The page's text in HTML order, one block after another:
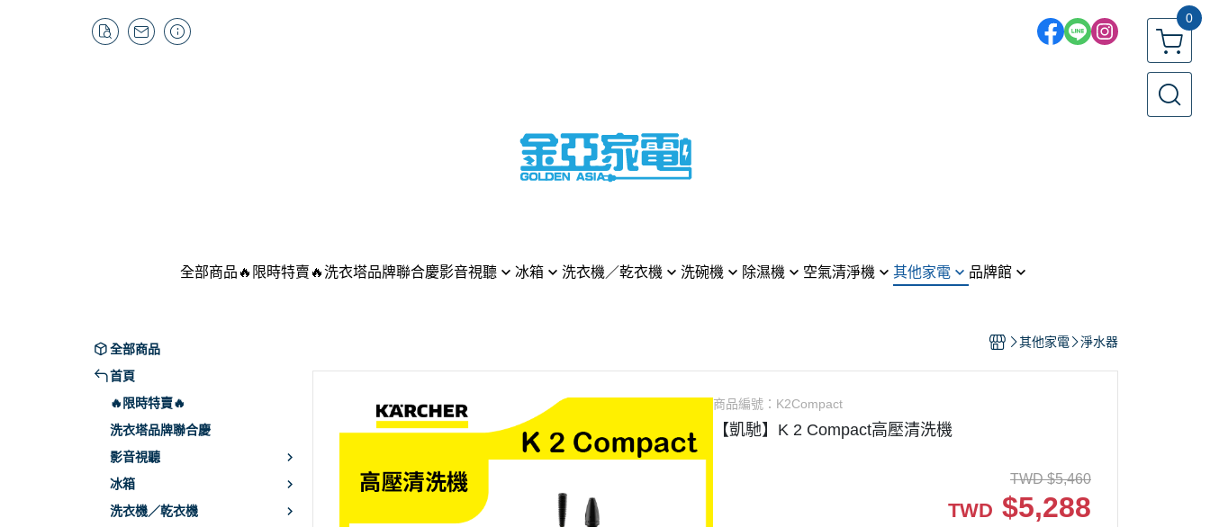
0
全部商品 🔥限時特賣🔥洗衣塔品牌聯合慶影音視聽
SONY 索尼 電視
CHIMEI 奇美 電視
PHILIPS 飛利浦 電視
JBL 音響
SONY 索尼 音響
冰箱
Panasonic 國際牌
MITSUBISHI 三菱電機
SAMSUNG 三星
Whirpool 惠而浦
SHARP 夏普
LG 樂金 電子衣櫥
洗衣機／乾衣機
SAMSUNG 三星
Panasonic 國際牌
TOSHIBA 東芝
Whirpool 惠而浦
洗碗機
BOSCH 博西
MIELE 米勒
除濕機
Whirpool 惠而浦
Panasonic 國際牌
空氣清淨機
Panasonic 國際牌
其他家電
吸塵器
烤箱
微波爐
KARCHER 德國凱馳
品牌館
Panasonic 國際牌
SONY 索尼
SAMSUNG 三星
MITSUBISHI 三菱電機
全部商品
首頁
🔥限時特賣🔥
洗衣塔品牌聯合慶
影音視聽
冰箱
洗衣機／乾衣機
其他家電 淨水器
商品編號： K2Compact
【凱馳】K 2 Compact高壓清洗機
TWD $5,460
TWD $5,288